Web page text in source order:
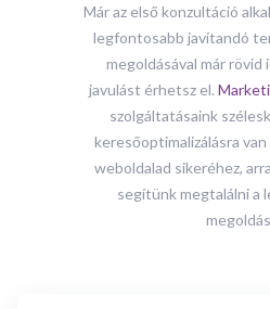
Már az első konzultáció
legfontosabb javítandó
megoldásával már rövid
javulást érhetsz el.
szolgáltatásaink
keresőoptimalizálásra
weboldalad sikeréhez,
segítünk megtalálni a